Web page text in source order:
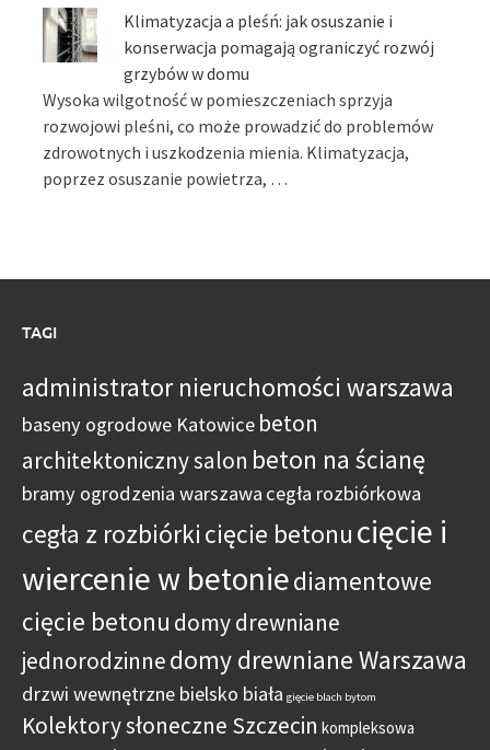
Klimatyzacja a pleśń: jak osuszanie i
konserwacja pomagają ograniczyć rozwój
grzybów w domu
Wysoka wilgotność w pomieszczeniach sprzyja
rozwojowi pleśni, co może prowadzić do problemów
zdrowotnych i uszkodzenia mienia. Klimatyzacja,
poprzez osuszanie powietrza, …
TAGI
administrator nieruchomości warszawa
baseny ogrodowe Katowice beton
architektoniczny salon beton na ścianę
bramy ogrodzenia warszawa cegła rozbiórkowa
cegła z rozbiórki cięcie betonu cięcie i
wiercenie w betoniediamentowe
cięcie betonu domy drewniane
jednorodzinnedomy drewniane Warszawa
drzwi wewnętrzne bielsko biała gięcie blach bytom
Kolektory słoneczne Szczecin kompleksowa